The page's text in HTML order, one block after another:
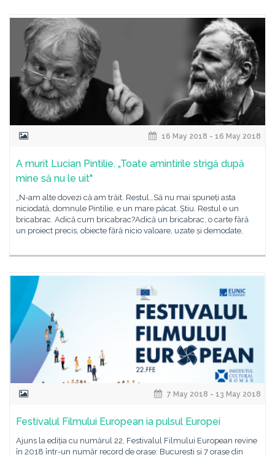
16 May 2018 - 16 May 2018
A murit Lucian Pintilie. „Toate amintirile strigă după
mine să nu le uit"
„N-am alte dovezi că am trăit. Restul…Să nu mai spuneți asta
niciodată, domnule Pintilie, e un mare păcat. Știu. Restul e un
bricabrac. Adică cum bricabrac?Adică un bricabrac, o carte fără
un proiect precis, obiecte fără nicio valoare, uzate și demodate,
7 May 2018 - 13 May 2018
Festivalul Filmului European ia pulsul Europei
Ajuns la ediția cu numărul 22, Festivalul Filmului European revine
în 2018 într-un număr record de orașe: București și 7 orașe din